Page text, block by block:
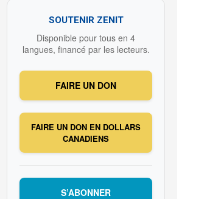
SOUTENIR ZENIT
Disponible pour tous en 4
langues, financé par les lecteurs.
FAIRE UN DON
FAIRE UN DON EN DOLLARS
CANADIENS
S’ABONNER